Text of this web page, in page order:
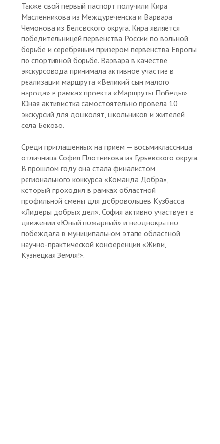
Также свой первый паспорт получили Кира
Масленникова из Междуреченска и Варвара
Чемонова из Беловского округа. Кира является
победительницей первенства России по вольной
борьбе и серебряным призером первенства Европы
по спортивной борьбе. Варвара в качестве
экскурсовода принимала активное участие в
реализации маршрута «Великий сын малого
народа» в рамках проекта «Маршруты Победы».
Юная активистка самостоятельно провела 10
экскурсий для дошколят, школьников и жителей
села Беково.
Среди приглашенных на прием — восьмиклассница,
отличница София Плотникова из Гурьевского округа.
В прошлом году она стала финалистом
регионального конкурса «Команда Добра»,
который проходил в рамках областной
профильной смены для добровольцев Кузбасса
«Лидеры добрых дел». София активно участвует в
движении «Юный пожарный» и неоднократно
побеждала в муниципальном этапе областной
научно-практической конференции «Живи,
Кузнецкая Земля!».